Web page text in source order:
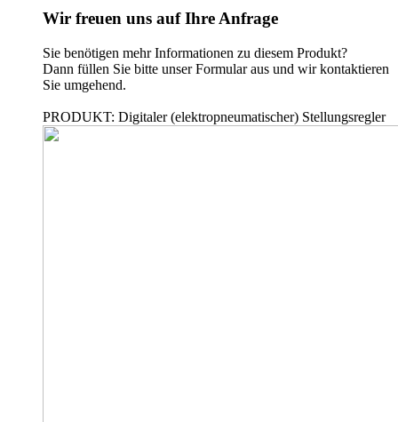
Wir freuen uns auf Ihre Anfrage
Sie benötigen mehr Informationen zu diesem Produkt?
Dann füllen Sie bitte unser Formular aus und wir kontaktieren
Sie umgehend.
PRODUKT: Digitaler (elektropneumatischer) Stellungsregler